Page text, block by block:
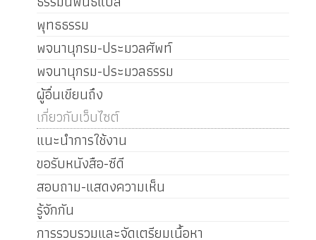
พุทธธรรม
พจนานุกรม-ประมวลศัพท์
พจนานุกรม-ประมวลธรรม
ผู้อื่นเขียนถึง
เกี่ยวกับเว็บไซต์
แนะนำการใช้งาน
ขอรับหนังสือ-ซีดี
สอบถาม-แสดงความเห็น
รู้จักกัน
การรวบรวมและจัดเตรียมเนื้อหา